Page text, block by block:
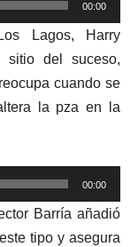
00:00
Lagos, Harry
sitio del suceso,
cuando se
la pza en la
00:00
Barría añadió
tipo y asegura